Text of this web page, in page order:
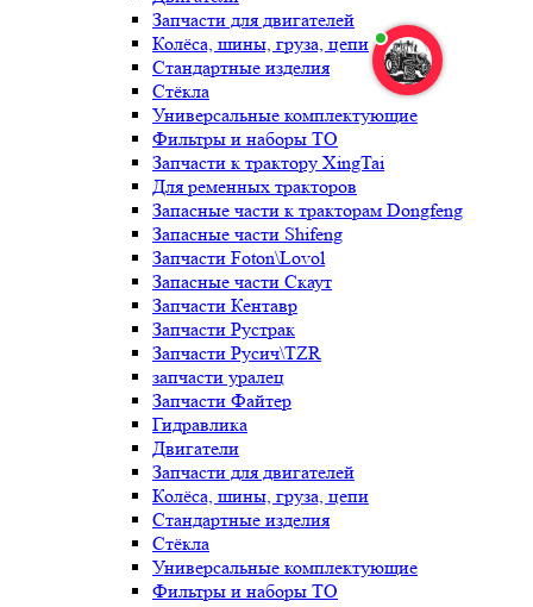
Запчасти для двигателей
Колёса, шины, груза, цепи
Стандартные изделия
Стёкла
Универсальные комплектующие
Фильтры и наборы ТО
Запчасти к трактору XingTai
Для ременных тракторов
Запасные части к тракторам Dongfeng
Запасные части Shifeng
Запчасти Foton\Lovol
Запасные части Скаут
Запчасти Кентавр
Запчасти Рустрак
Запчасти Русич\TZR
запчасти уралец
Запчасти Файтер
Гидравлика
Двигатели
Запчасти для двигателей
Колёса, шины, груза, цепи
Стандартные изделия
Стёкла
Универсальные комплектующие
Фильтры и наборы ТО